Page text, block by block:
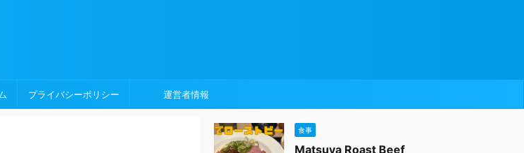
プライバシーポリシー 運営者情報
食事
Matsuya Roast Beef